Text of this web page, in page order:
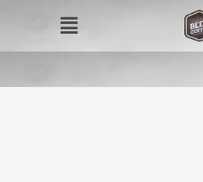
Menú